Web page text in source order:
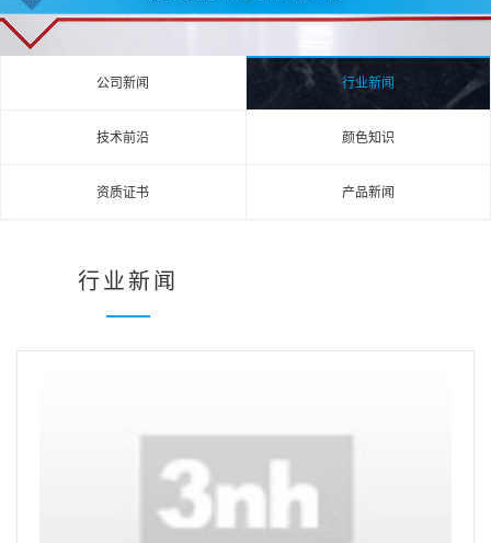
公司新闻 行业新闻
技术前沿 颜色知识
资质证书 产品新闻
行业新闻